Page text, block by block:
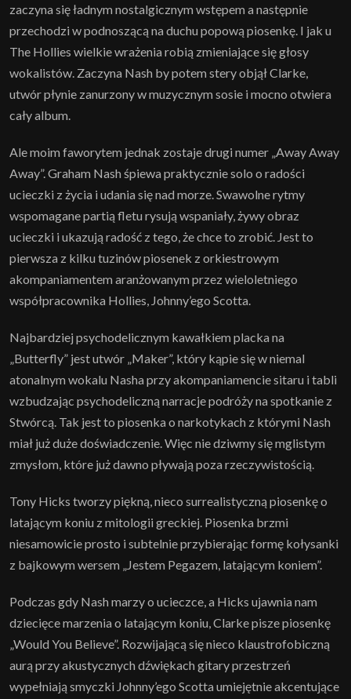
zaczyna się ładnym nostalgicznym wstępem a następnie
przechodzi w podnoszącą na duchu popową piosenkę. I jak u
The Hollies wielkie wrażenia robią zmieniające się głosy
wokalistów. Zaczyna Nash by potem stery objął Clarke,
utwór płynie zanurzony w muzycznym sosie i mocno otwiera
cały album.
Ale moim faworytem jednak zostaje drugi numer „Away Away
Away”. Graham Nash śpiewa praktycznie solo o radości
ucieczki z życia i udania się nad morze. Swawolne rytmy
wspomagane partią fletu rysują wspaniały, żywy obraz
ucieczki i ukazują radość z tego, że chce to zrobić. Jest to
pierwsza z kilku tuzinów piosenek z orkiestrowym
akompaniamentem aranżowanym przez wieloletniego
współpracownika Hollies, Johnny’ego Scotta.
Najbardziej psychodelicznym kawałkiem placka na
„Butterfly” jest utwór „Maker”, który kąpie się w niemal
atonalnym wokalu Nasha przy akompaniamencie sitaru i tabli
wzbudzając psychodeliczną narracje podróży na spotkanie z
Stwórcą. Tak jest to piosenka o narkotykach z którymi Nash
miał już duże doświadczenie. Więc nie dziwmy się mglistym
zmysłom, które już dawno pływają poza rzeczywistością.
Tony Hicks tworzy piękną, nieco surrealistyczną piosenkę o
latającym koniu z mitologii greckiej. Piosenka brzmi
niesamowicie prosto i subtelnie przybierając formę kołysanki
z bajkowym wersem „Jestem Pegazem, latającym koniem”.
Podczas gdy Nash marzy o ucieczce, a Hicks ujawnia nam
dziecięce marzenia o latającym koniu, Clarke pisze piosenkę
„Would You Believe”. Rozwijającą się nieco klaustrofobiczną
aurą przy akustycznych dźwiękach gitary przestrzeń
wypełniają smyczki Johnny’ego Scotta umiejętnie akcentujące